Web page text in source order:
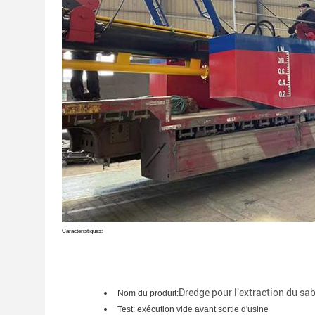
Caractéristiques:
Nom du produit:Dredge pour l'extraction du
Test: exécution vide avant sortie d'usine